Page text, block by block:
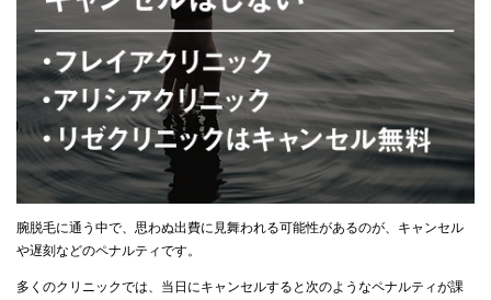
腕脱毛に通う中で、思わぬ出費に見舞われる可能性があるのが、キャンセル
や遅刻などのペナルティです。
多くのクリニックでは、当日にキャンセルすると次のようなペナルティが課